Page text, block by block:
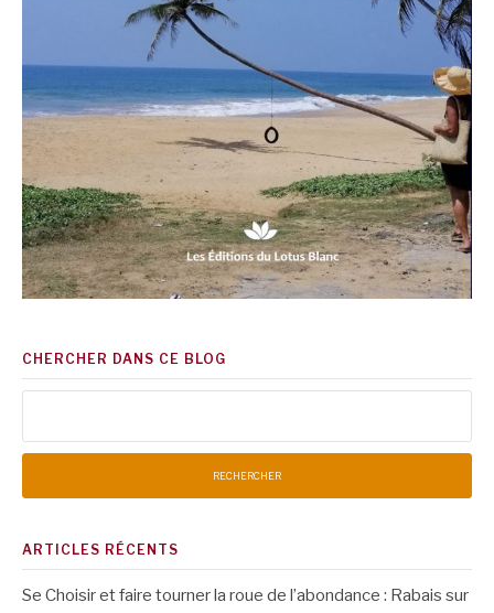
CHERCHER DANS CE BLOG
ARTICLES RÉCENTS
Se Choisir et faire tourner la roue de l’abondance : Rabais sur